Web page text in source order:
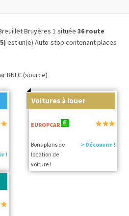
Bruyères 1 située 36 route
est un(e) Auto-stop contenant places
BNLC (source)
!
Voitures à louer
EUROPCAR
Bons plans de
location de
voiture !
> Découvrir !